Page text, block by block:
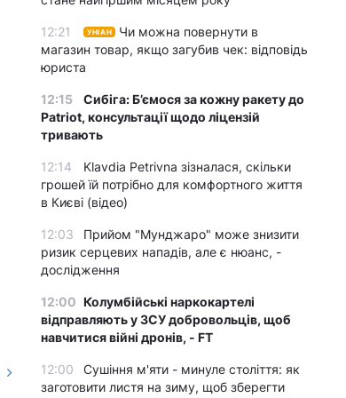
12:21 УНІАН
Чи можна повернути в
магазин товар, якщо загубив чек: відповідь
юриста
12:15
Сибіга: Б’ємося за кожну ракету до
Patriot, консультації щодо ліцензій
тривають
12:14
Klavdia Petrivna зізналася, скільки
грошей їй потрібно для комфортного життя
в Києві (відео)
12:03
Прийом "Мунджаро" може знизити
ризик серцевих нападів, але є нюанс, -
дослідження
12:00 Колумбійські наркокартелі
відправляють у ЗСУ добровольців, щоб
навчитися війні дронів, - FT
12:00
Сушіння м'яти - минуле століття: як
заготовити листя на зиму, щоб зберегти